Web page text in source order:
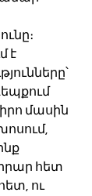
է
մասին
հետ
ու